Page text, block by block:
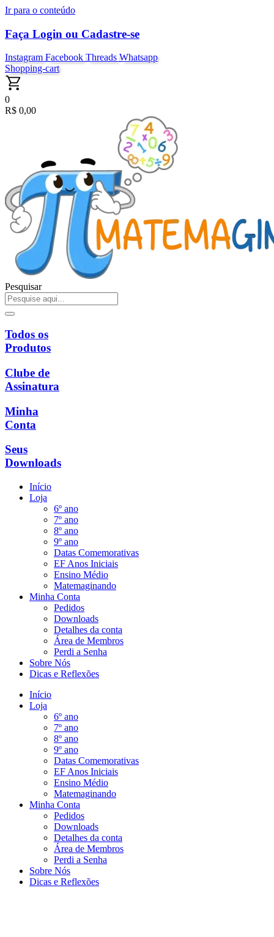
Ir para o conteúdo
Faça Login ou Cadastre-se
Instagram Facebook Threads Whatsapp
Shopping-cart
0
R$ 0,00
Pesquisar
Todos os
Produtos
Clube de
Assinatura
Minha
Conta
Seus
Downloads
Início
Loja
6º ano
7º ano
8º ano
9º ano
Datas Comemorativas
EF Anos Iniciais
Ensino Médio
Matemaginando
Minha Conta
Pedidos
Downloads
Detalhes da conta
Área de Membros
Perdi a Senha
Sobre Nós
Dicas e Reflexões
Início
Loja
6º ano
7º ano
8º ano
9º ano
Datas Comemorativas
EF Anos Iniciais
Ensino Médio
Matemaginando
Minha Conta
Pedidos
Downloads
Detalhes da conta
Área de Membros
Perdi a Senha
Sobre Nós
Dicas e Reflexões